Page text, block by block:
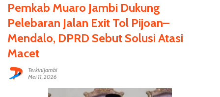
Pemkab Muaro Jambi Dukung
Pelebaran Jalan Exit Tol Pijoan–
Mendalo, DPRD Sebut Solusi Atasi
Macet
TerkiniJambi
Mei 11, 2026